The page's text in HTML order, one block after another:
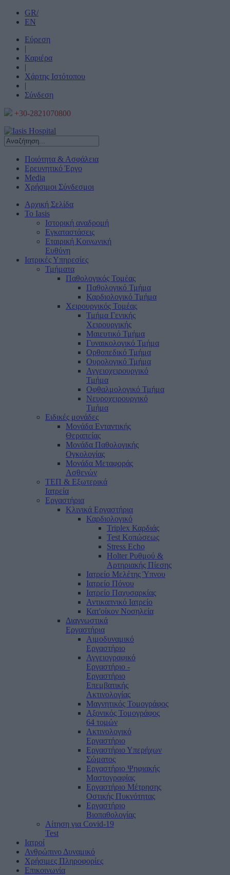
GR/
EN
Εύρεση
|
Καριέρα
|
Χάρτης Ιστότοπου
|
Σύνδεση
+30-2821070800
Ποιότητα & Ασφάλεια
Ερευνητικό Έργο
Media
Χρήσιμοι Σύνδεσμοι
Αρχική Σελίδα
Το Iasis
Ιστορική αναδρομή
Εγκαταστάσεις
Εταιρική Κοινωνική
Ευθύνη
Ιατρικές Υπηρεσίες
Τμήματα
Παθολογικός Τομέας
Παθολογικό Τμήμα
Καρδιολογικό Τμήμα
Χειρουργικός Τομέας
Τμήμα Γενικής
Χειρουργικής
Μαιευτικό Τμήμα
Γυναικολογικό Τμήμα
Ορθοπεδικό Τμήμα
Ουρολογικό Τμήμα
Αγγειοχειρουργικό
Τμήμα
Οφθαλμολογικό Τμήμα
Νευροχειρουργικό
Τμήμα
Ειδικές μονάδες
Μονάδα Ενταντικής
Θεραπείας
Μονάδα Παθολογικής
Ογκολογίας
Μονάδα Μεταφοράς
Ασθενών
ΤΕΠ & Εξωτερικά
Ιατρεία
Εργαστήρια
Κλινικά Εργαστήρια
Καρδιολογικό
Triplex Καρδιάς
Test Κοπώσεως
Stress Echo
Holter Ρυθμού &
Αρτηριακής Πίεσης
Ιατρείο Μελέτης Ύπνου
Ιατρείο Πόνου
Ιατρείο Παχυσαρκίας
Αντικαπνικό Ιατρείο
Κατ'οίκον Νοσηλεία
Διαγνωστικά
Εργαστήρια
Αιμοδυναμικό
Εργαστήριο
Αγγειογραφικό
Εργαστήριο -
Εργαστήριο
Επεμβατικής
Ακτινολογίας
Μαγνητικός Τομογράφος
Αξονικός Τομογράφος
64 τομών
Ακτινολογικό
Εργαστήριο
Εργαστήριο Υπερήχων
Σώματος
Εργαστήριο Ψηφιακής
Μαστογραφίας
Εργαστήριο Μέτρησης
Οστικής Πυκνότητας
Εργαστήριο
Βιοπαθολογίας
Αίτηση για Covid-19
Test
Ιατροί
Ανθρώπινο Δυναμικό
Χρήσιμες Πληροφορίες
Επικοινωνία